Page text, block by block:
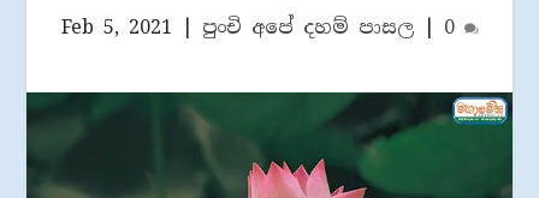
Feb 5, 2021 පුංචි අපේ දහම් පාසල| 0